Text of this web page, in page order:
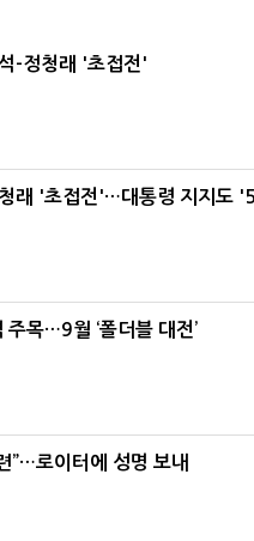
-정청래 '초접전'
래 '초접전'…대통령 지지도
주목…9월 ‘폴더블 대전’
”…로이터에 성명 보내